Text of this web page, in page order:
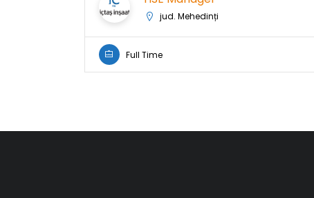
jud. Mehedinți
Full Time